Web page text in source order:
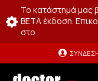
Το κατάστημά μας
BETA έκδοση.
στο